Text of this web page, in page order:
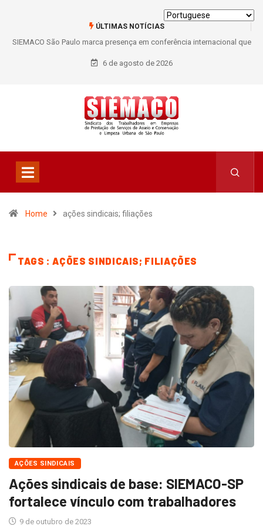
ÚLTIMAS NOTÍCIAS
SIEMACO São Paulo marca presença em conferência internacional que
debate os desafios do setor de limpeza e segurança
6 de agosto de 2026
Home ações sindicais; filiações
TAGS : AÇÕES SINDICAIS; FILIAÇÕES
AÇÕES SINDICAIS
Ações sindicais de base: SIEMACO-SP
fortalece vínculo com trabalhadores
9 de outubro de 2023